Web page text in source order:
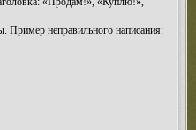
Пример неправильного написания: